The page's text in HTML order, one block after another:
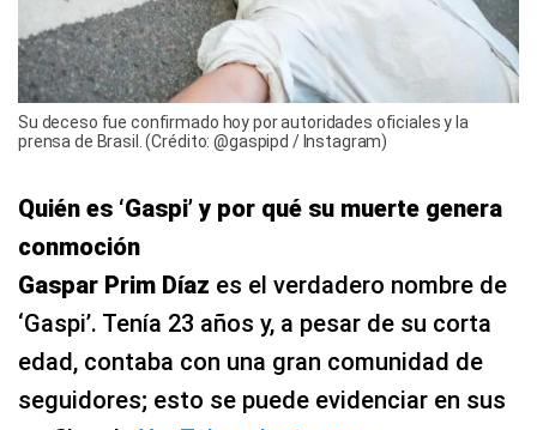
Su deceso fue confirmado hoy por autoridades oficiales y la
prensa de Brasil. (Crédito: @gaspipd / Instagram)
Quién es ‘Gaspi’ y por qué su muerte genera
conmoción
Gaspar Prim Díaz es el verdadero nombre de
‘Gaspi’. Tenía 23 años y, a pesar de su corta
edad, contaba con una gran comunidad de
seguidores; esto se puede evidenciar en sus